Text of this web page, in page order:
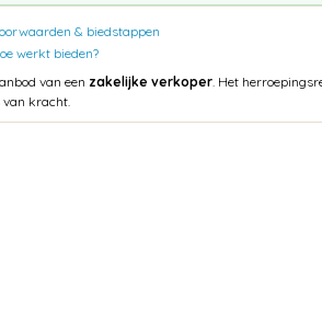
& biedstappen
werkt bieden?
van een zakelijke verkoper. Het
van kracht.